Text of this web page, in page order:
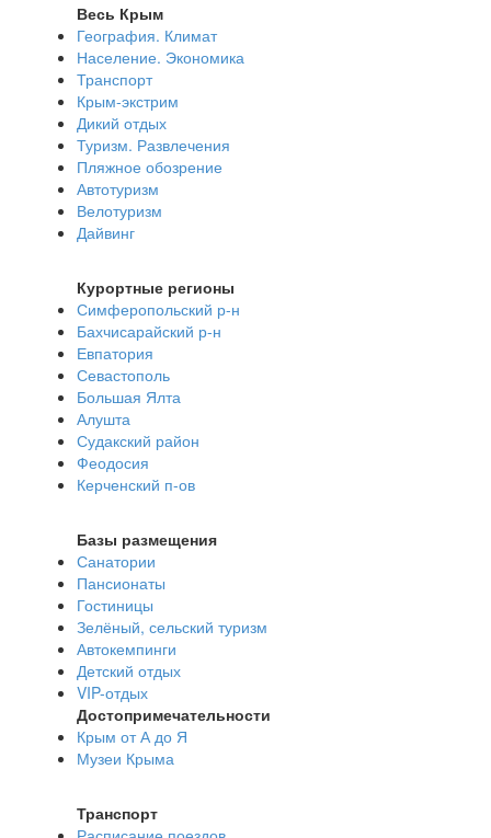
Весь Крым
География. Климат
Население. Экономика
Транспорт
Крым-экстрим
Дикий отдых
Туризм. Развлечения
Пляжное обозрение
Автотуризм
Велотуризм
Дайвинг
Курортные регионы
Симферопольский р-н
Бахчисарайский р-н
Евпатория
Севастополь
Большая Ялта
Алушта
Судакский район
Феодосия
Керченский п-ов
Базы размещения
Санатории
Пансионаты
Гостиницы
Зелёный, сельский туризм
Автокемпинги
Детский отдых
VIP-отдых
Достопримечательности
Крым от А до Я
Музеи Крыма
Транспорт